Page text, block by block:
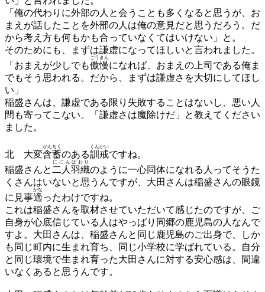
「俺の代わりに外部の人と会うことも多くなると思うが、お
まえが話したことを外部の人は俺の意見だと思うだろう。だ
から考え方も何もかも合っていなくてはいけない」と。
そのためにも、まずは謙虚になってほしいと言われました。
「おまえが少しでも傲慢
ごうまん
になれば、おまえの上司である俺ま
でもそう思われる。だから、まずは謙虚さを大切にしてほし
い」
稲盛さんは、謙虚である限り失敗することはないし、悪い人
間も寄ってこない。「謙虚さは魔除けだ」と教えてください
ました。
北 大変含蓄
がんちく
のある訓戒
くんかい
ですね。
稲盛さんと 二人羽織
ににんばおり
のように一心同体になれる人ってそうた
くさんはいないと思うんですが、大田さんは稲盛さんの眼鏡
に見事適
かな
ったわけですね。
これは稲盛さんを取材させていただいて感じたのですが、ご
自身が心底信じている人はやっぱり同郷の鹿児島の人なんで
すよ。大田さんは、稲盛さんと同じ鹿児島のご出身で、しか
も同じ町内に生まれ育ち、同じ小学校に学ばれている。自分
と同じ環境で生まれ育った大田さんに対する安心感は、間違
いなくあると思うんです。